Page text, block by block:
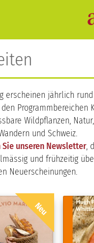
erscheinen jährlich
Programmbereichen
Wildpflanzen,
und Schweiz.
unseren Newsletter,
und frühzeitig
Neuerscheinungen.
Neu